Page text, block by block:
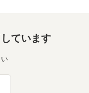
ています